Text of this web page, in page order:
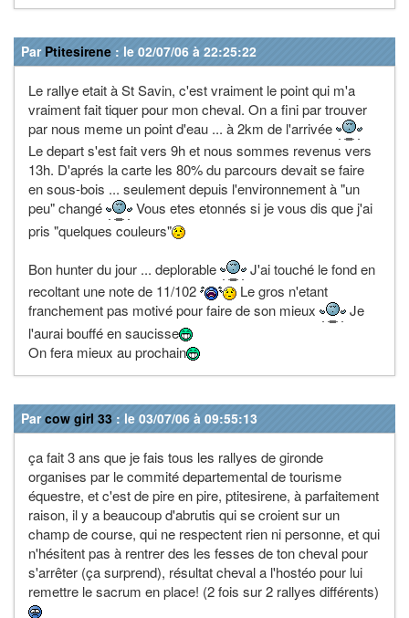
Par Ptitesirene : le 02/07/06 à 22:25:22
Le rallye etait à St Savin, c'est vraiment le point qui m'a
vraiment fait tiquer pour mon cheval. On a fini par trouver
par nous meme un point d'eau ... à 2km de l'arrivée
Le depart s'est fait vers 9h et nous sommes revenus vers
13h. D'aprés la carte les 80% du parcours devait se faire
en sous-bois ... seulement depuis l'environnement à "un
peu" changé
Vous etes etonnés si je vous dis que j'ai
pris "quelques couleurs"
Bon hunter du jour ... deplorable
J'ai touché le fond en
recoltant une note de 11/102
Le gros n'etant
franchement pas motivé pour faire de son mieux
Je
l'aurai bouffé en saucisse
On fera mieux au prochain
Parcow girl 33 : le 03/07/06 à 09:55:13
ça fait 3 ans que je fais tous les rallyes de gironde
organises par le commité departemental de tourisme
équestre, et c'est de pire en pire, ptitesirene, à parfaitement
raison, il y a beaucoup d'abrutis qui se croient sur un
champ de course, qui ne respectent rien ni personne, et qui
n'hésitent pas à rentrer des les fesses de ton cheval pour
s'arrêter (ça surprend), résultat cheval a l'hostéo pour lui
remettre le sacrum en place! (2 fois sur 2 rallyes différents)